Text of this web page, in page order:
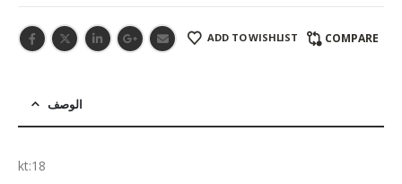
ADD TO WISHLIST COMPARE
الوصف
kt:18